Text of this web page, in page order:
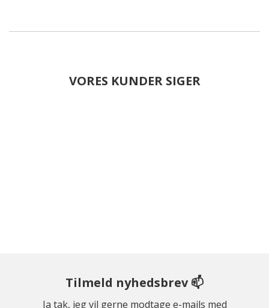
VORES KUNDER SIGER
Tilmeld nyhedsbrev 📫
Ja tak, jeg vil gerne modtage e-mails med